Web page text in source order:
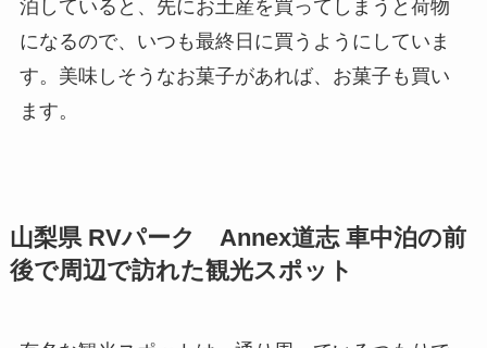
泊していると、先にお土産を買ってしまうと荷物
になるので、いつも最終日に買うようにしていま
す。美味しそうなお菓子があれば、お菓子も買い
ます。
山梨県 RVパーク Annex道志 車中泊の前
後で周辺で訪れた観光スポット